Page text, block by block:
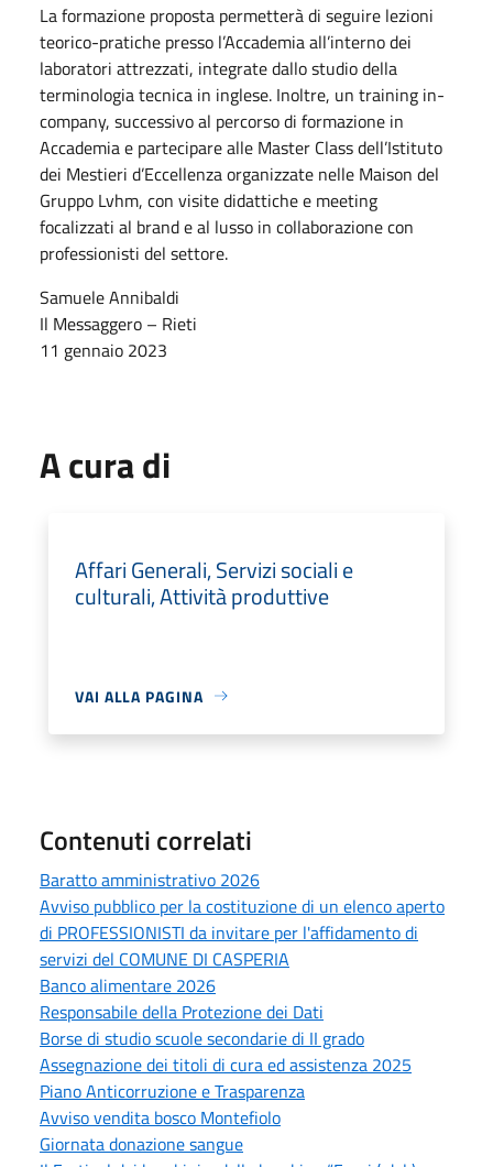
La formazione proposta permetterà di seguire lezioni
teorico-pratiche presso l’Accademia all’interno dei
laboratori attrezzati, integrate dallo studio della
terminologia tecnica in inglese. Inoltre, un training in-
company, successivo al percorso di formazione in
Accademia e partecipare alle Master Class dell’Istituto
dei Mestieri d’Eccellenza organizzate nelle Maison del
Gruppo Lvhm, con visite didattiche e meeting
focalizzati al brand e al lusso in collaborazione con
professionisti del settore.
Samuele Annibaldi
Il Messaggero – Rieti
11 gennaio 2023
A cura di
Affari Generali, Servizi sociali e
culturali, Attività produttive
VAI ALLA PAGINA
Contenuti correlati
Baratto amministrativo 2026
Avviso pubblico per la costituzione di un elenco aperto
di PROFESSIONISTI da invitare per l'affidamento di
servizi del COMUNE DI CASPERIA
Banco alimentare 2026
Responsabile della Protezione dei Dati
Borse di studio scuole secondarie di II grado
Assegnazione dei titoli di cura ed assistenza 2025
Piano Anticorruzione e Trasparenza
Avviso vendita bosco Montefiolo
Giornata donazione sangue